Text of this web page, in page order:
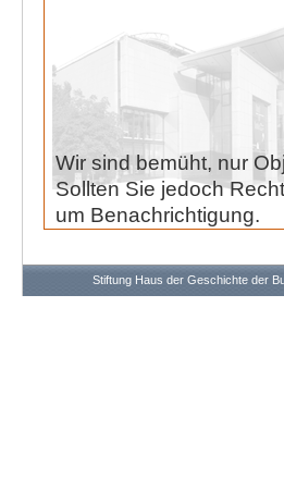
Wir sind bemüht, nur
Sollten Sie jedoch
um Benachrichtigung.
Stiftung Haus der Geschichte der